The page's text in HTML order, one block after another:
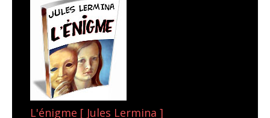
L'énigme [ Jules Lermina ]